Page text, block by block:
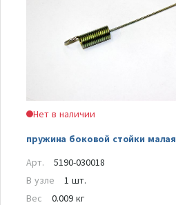
Нет в наличии
пружина боковой стойки малая
Арт.
5190-030018
В узле
1 шт.
Вес
0.009 кг